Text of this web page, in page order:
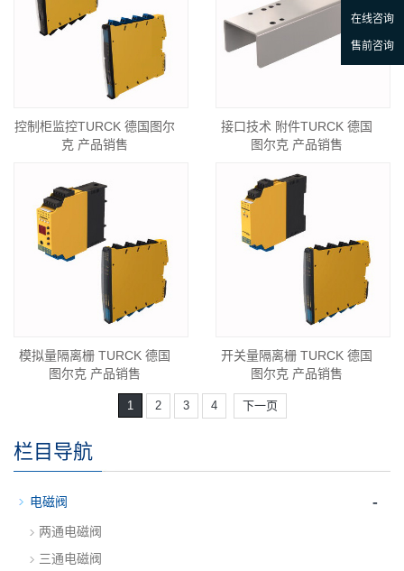
控制柜监控TURCK 德国图尔
克 产品销售
接口技术 附件TURCK 德国
图尔克 产品销售
模拟量隔离栅 TURCK 德国
图尔克 产品销售
开关量隔离栅 TURCK 德国
图尔克 产品销售
1 2 3 4 下一页
栏目导航
电磁阀 -
两通电磁阀
三通电磁阀